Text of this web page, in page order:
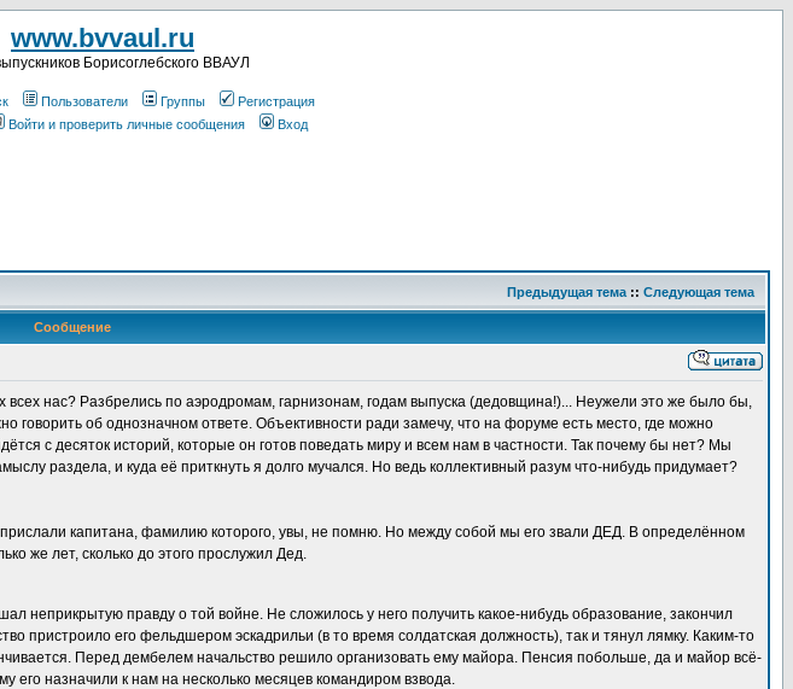
www.bvvaul.ru
Борисоглебского ВВАУЛ
Пользователи Группы
Регистрация
Войти и проверить личные сообщения Вход
Предыдущая тема :: Следующая тема
Сообщение
нас? Разбрелись по аэродромам, гарнизонам, годам выпуска (дедовщина!)... Неужели это же было бы,
об однозначном ответе. Объективности ради замечу, что на форуме есть место, где можно
с десяток историй, которые он готов поведать миру и всем нам в частности. Так почему бы нет? Мы
раздела, и куда её приткнуть я долго мучался. Но ведь коллективный разум что-нибудь придумает?
капитана, фамилию которого, увы, не помню. Но между собой мы его звали ДЕД. В определённом
же лет, сколько до этого прослужил Дед.
неприкрытую правду о той войне. Не сложилось у него получить какое-нибудь образование, закончил
пристроило его фельдшером эскадрильи (в то время солдатская должность), так и тянул лямку. Каким-то
Перед дембелем начальство решило организовать ему майора. Пенсия побольше, да и майор всё-
назначили к нам на несколько месяцев командиром взвода.